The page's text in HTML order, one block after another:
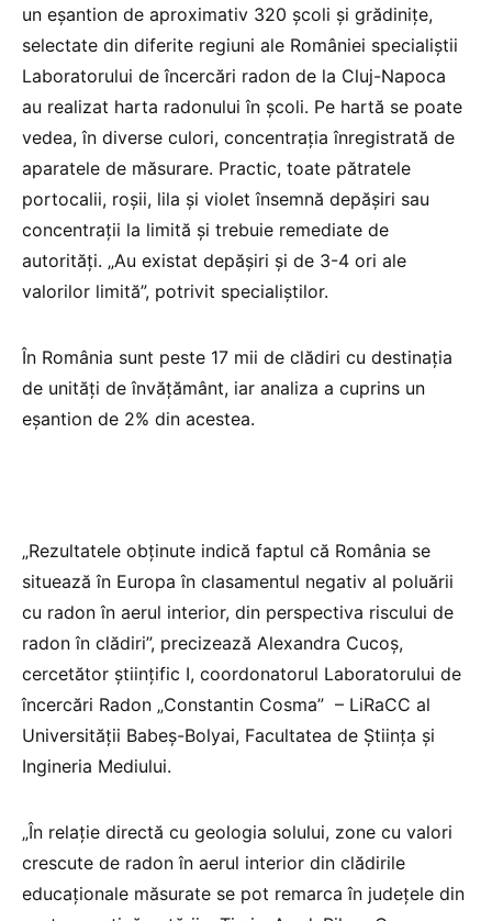
un eşantion de aproximativ 320 şcoli şi grădiniţe,
selectate din diferite regiuni ale României specialiștii
Laboratorului de încercări radon de la Cluj-Napoca
au realizat harta radonului în școli. Pe hartă se poate
vedea, în diverse culori, concentrația înregistrată de
aparatele de măsurare. Practic, toate pătratele
portocalii, roșii, lila și violet însemnă depășiri sau
concentrații la limită și trebuie remediate de
autorități. „Au existat depășiri și de 3-4 ori ale
valorilor limită”, potrivit specialiștilor.
În România sunt peste 17 mii de clădiri cu destinația
de unități de învățământ, iar analiza a cuprins un
eșantion de 2% din acestea.
„Rezultatele obţinute indică faptul că România se
situează în Europa în clasamentul negativ al poluării
cu radon în aerul interior, din perspectiva riscului de
radon în clădiri”, precizează Alexandra Cucoș,
cercetător ştiinţific I, coordonatorul Laboratorului de
încercări Radon „Constantin Cosma” – LiRaCC al
Universității Babeș-Bolyai, Facultatea de Ştiinţa și
Ingineria Mediului.
„În relaţie directă cu geologia solului, zone cu valori
crescute de radon în aerul interior din clădirile
educaţionale măsurate se pot remarca în judeţele din